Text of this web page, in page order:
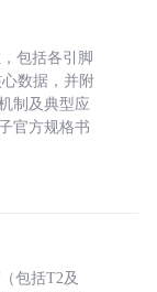
包括各引脚
数据，并附
制及典型应
官方规格书
包括T2及